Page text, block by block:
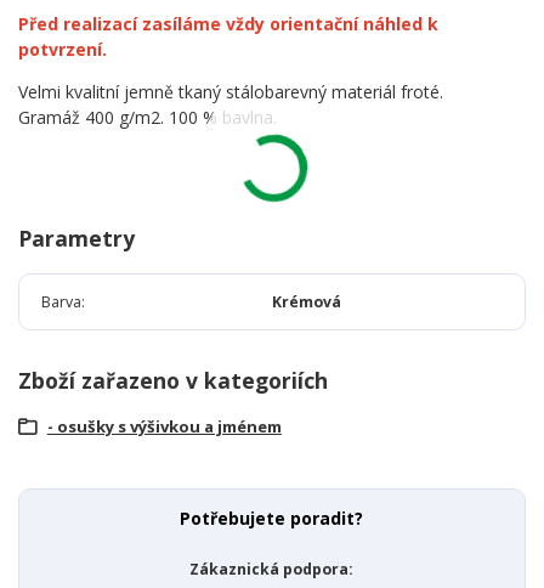
Před realizací zasíláme vždy orientační náhled k
potvrzení.
Velmi kvalitní jemně tkaný stálobarevný materiál froté.
Gramáž 400 g/m2. 100 % bavlna.
Parametry
Barva Krémová
Zboží zařazeno v kategoriích
- osušky s výšivkou a jménem
Potřebujete poradit?
Zákaznická podpora: